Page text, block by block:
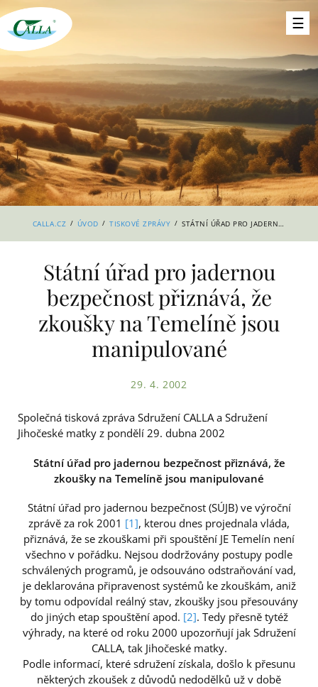
CALLA.CZ / ÚVOD / TISKOVÉ ZPRÁVY / STÁTNÍ ÚŘAD PRO JADERNOU BEZPEČNOST PŘIZNÁVÁ, ŽE ZKOUŠKY NA TEMELÍNĚ JSOU MANIPULOVANÉ
Státní úřad pro jadernou
bezpečnost přiznává, že
zkoušky na Temelíně jsou
manipulované
29. 4. 2002
Společná tisková zpráva Sdružení CALLA a Sdružení
Jihočeské matky z pondělí 29. dubna 2002
Státní úřad pro jadernou bezpečnost přiznává, že
zkoušky na Temelíně jsou manipulované
Státní úřad pro jadernou bezpečnost (SÚJB) ve výroční
zprávě za rok 2001 [1], kterou dnes projednala vláda,
přiznává, že se zkouškami při spouštění JE Temelín není
všechno v pořádku. Nejsou dodržovány postupy podle
schválených programů, je odsouváno odstraňování vad,
je deklarována připravenost systémů ke zkouškám, aniž
by tomu odpovídal reálný stav, zkoušky jsou přesouvány
do jiných etap spouštění apod. [2]. Tedy přesně tytéž
výhrady, na které od roku 2000 upozorňují jak Sdružení
CALLA, tak Jihočeské matky.
Podle informací, které sdružení získala, došlo k přesunu
některých zkoušek z důvodů nedodělků už v době